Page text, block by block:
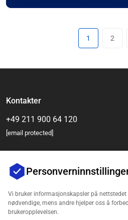
1 2
Kontakter
+49 211 900 64 120
[email protected]
Vi bruker informasjonskapsler på nettstedet
nødvendige, mens andre hjelper oss å
brukeropplevelsen.